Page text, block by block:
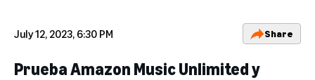
July 12, 2023, 6:30 PM Share
Prueba Amazon Music Unlimited y